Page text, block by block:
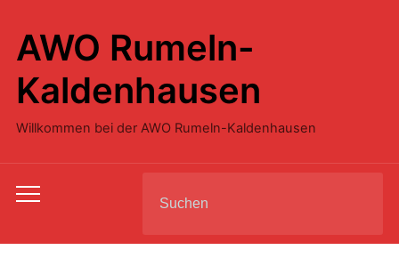
AWO Rumeln-
Kaldenhausen
Willkommen bei der AWO Rumeln-Kaldenhausen
Toggle
menu
for: